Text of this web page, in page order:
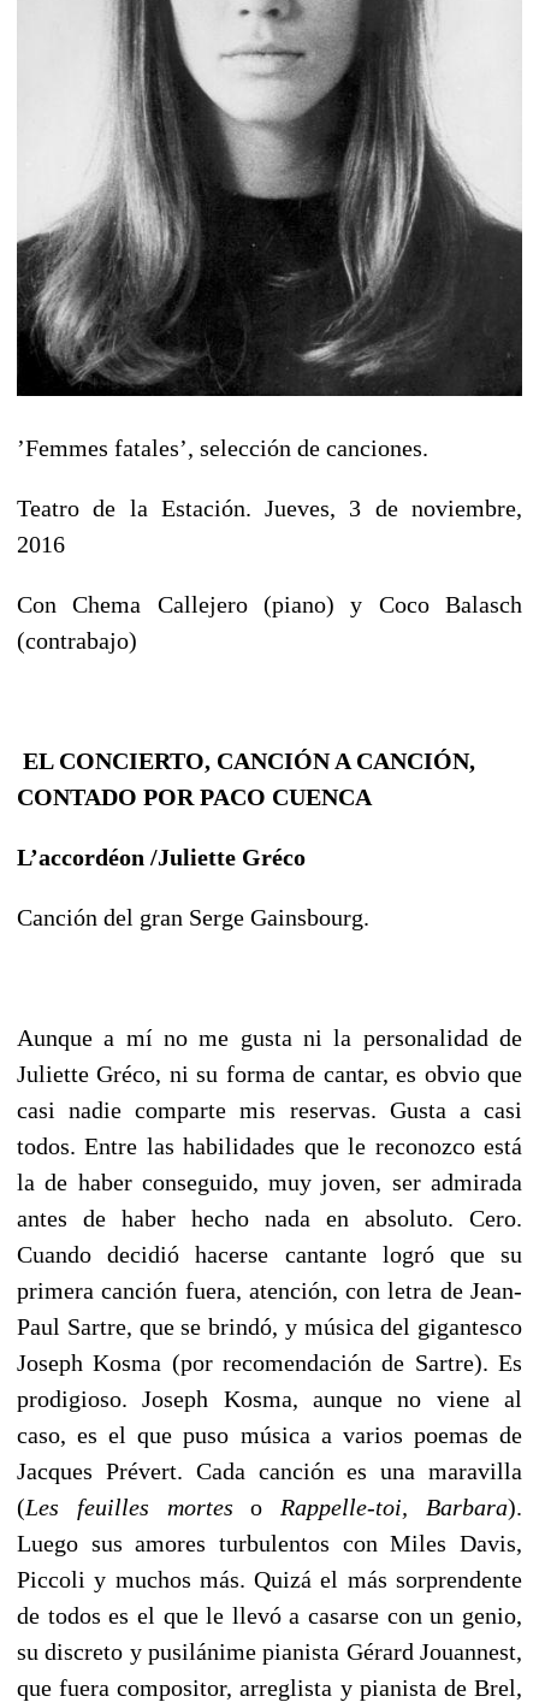
’Femmes fatales’, selección de canciones.
Teatro de la Estación. Jueves, 3 de noviembre,
2016
Con Chema Callejero (piano) y Coco Balasch
(contrabajo)
EL CONCIERTO, CANCIÓN A CANCIÓN,
CONTADO POR PACO CUENCA
L’accordéon /Juliette Gréco
Canción del gran Serge Gainsbourg.
Aunque a mí no me gusta ni la personalidad de
Juliette Gréco, ni su forma de cantar, es obvio que
casi nadie comparte mis reservas. Gusta a casi
todos. Entre las habilidades que le reconozco está
la de haber conseguido, muy joven, ser admirada
antes de haber hecho nada en absoluto. Cero.
Cuando decidió hacerse cantante logró que su
primera canción fuera, atención, con letra de Jean-
Paul Sartre, que se brindó, y música del gigantesco
Joseph Kosma (por recomendación de Sartre). Es
prodigioso. Joseph Kosma, aunque no viene al
caso, es el que puso música a varios poemas de
Jacques Prévert. Cada canción es una maravilla
(Les feuilles mortes o Rappelle-toi, Barbara).
Luego sus amores turbulentos con Miles Davis,
Piccoli y muchos más. Quizá el más sorprendente
de todos es el que le llevó a casarse con un genio,
su discreto y pusilánime pianista Gérard Jouannest,
que fuera compositor, arreglista y pianista de Brel,